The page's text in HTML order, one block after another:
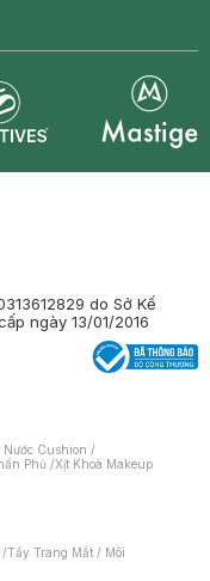
do Sở Kế
ngày 13/01/2016
Nước Cushion /
Phủ /Xịt Khoá Makeup
/Tẩy Trang Mắt / Môi